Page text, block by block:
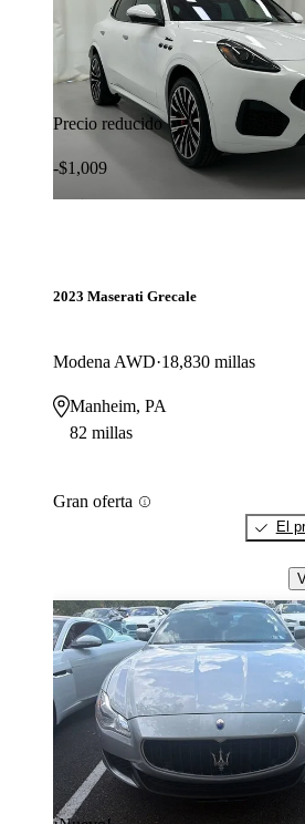
Precio reducido
-$1,009
2023 Maserati Grecale
Modena AWD 18,830 millas
Manheim, PA
82 millas
Gran oferta
El